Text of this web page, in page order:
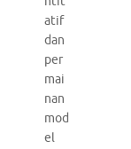
atif
dan
per
mai
nan
mod
el